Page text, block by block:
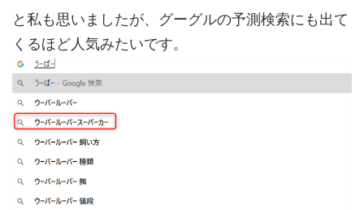
と私も思いましたが、グーグルの予測検索にも出て
くるほど人気みたいです。